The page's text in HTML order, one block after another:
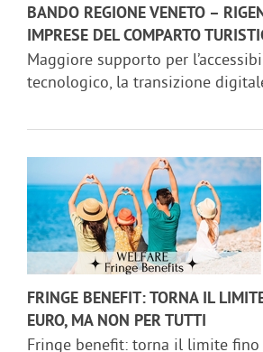
BANDO REGIONE VENETO –
IMPRESE DEL COMPARTO
Maggiore supporto per
tecnologico, la transizione
FRINGE BENEFIT: TORNA IL
EURO, MA NON PER TUTTI
Fringe benefit: torna il limite fino